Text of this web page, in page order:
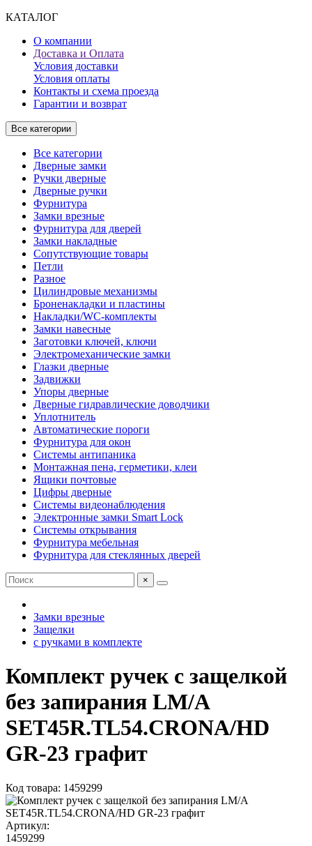
КАТАЛОГ
О компании
Доставка и Оплата
Условия доставки
Условия оплаты
Контакты и схема проезда
Гарантии и возврат
Все категории
Все категории
Дверные замки
Ручки дверные
Дверные ручки
Фурнитура
Замки врезные
Фурнитура для дверей
Замки накладные
Сопутствующие товары
Петли
Разное
Цилиндровые механизмы
Броненакладки и пластины
Накладки/WC-комплекты
Замки навесные
Заготовки ключей, ключи
Электромеханические замки
Глазки дверные
Задвижки
Упоры дверные
Дверные гидравлические доводчики
Уплотнитель
Автоматические пороги
Фурнитура для окон
Системы антипаника
Монтажная пена, герметики, клеи
Ящики почтовые
Цифры дверные
Системы видеонаблюдения
Электронные замки Smart Lock
Системы открывания
Фурнитура мебельная
Фурнитура для стеклянных дверей
×
Замки врезные
Защелки
с ручками в комплекте
Комплект ручек с защелкой
без запирания LM/A
SET45R.TL54.CRONA/HD
GR-23 графит
Код товара: 1459299
Артикул:
1459299